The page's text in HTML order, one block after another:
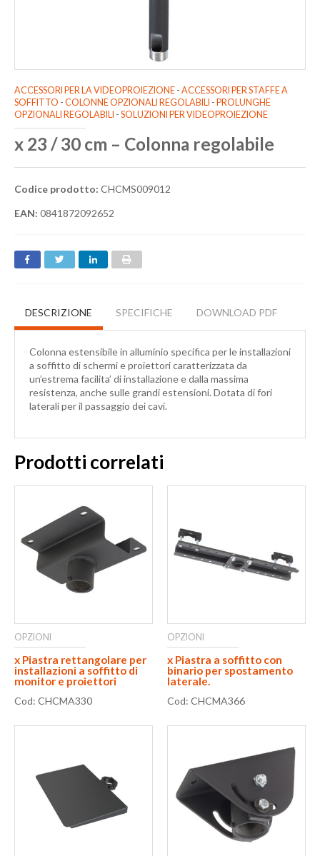
ACCESSORI PER LA VIDEOPROIEZIONE - ACCESSORI PER STAFFE A
SOFFITTO - COLONNE OPZIONALI REGOLABILI - PROLUNGHE
OPZIONALI REGOLABILI - SOLUZIONI PER VIDEOPROIEZIONE
x 23 / 30 cm – Colonna regolabile
Codice prodotto: CHCMS009012
EAN: 0841872092652
DESCRIZIONE SPECIFICHE DOWNLOAD PDF
Colonna estensibile in alluminio specifica per le installazioni
a soffitto di schermi e proiettori caratterizzata da
un’estrema facilita’ di installazione e dalla massima
resistenza, anche sulle grandi estensioni. Dotata di fori
laterali per il passaggio dei cavi.
Prodotti correlati
OPZIONI
x Piastra rettangolare per
installazioni a soffitto di
monitor e proiettori
Cod: CHCMA330
OPZIONI
x Piastra a soffitto con
binario per spostamento
laterale.
Cod: CHCMA366